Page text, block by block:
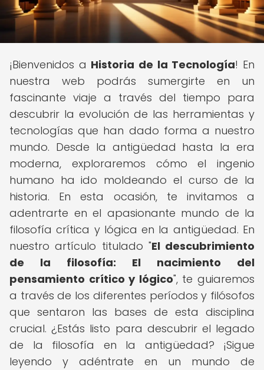
¡Bienvenidos a Historia de la Tecnología! En
nuestra web podrás sumergirte en un
fascinante viaje a través del tiempo para
descubrir la evolución de las herramientas y
tecnologías que han dado forma a nuestro
mundo. Desde la antigüedad hasta la era
moderna, exploraremos cómo el ingenio
humano ha ido moldeando el curso de la
historia. En esta ocasión, te invitamos a
adentrarte en el apasionante mundo de la
filosofía crítica y lógica en la antigüedad. En
nuestro artículo titulado "El descubrimiento
de la filosofía: El nacimiento del
pensamiento crítico y lógico", te guiaremos
a través de los diferentes períodos y filósofos
que sentaron las bases de esta disciplina
crucial. ¿Estás listo para descubrir el legado
de la filosofía en la antigüedad? ¡Sigue
leyendo y adéntrate en un mundo de